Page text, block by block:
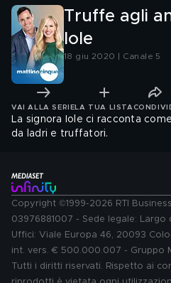
Truffe agli
Iole
18 giu 2020 | Canale 5
VAI ALLA SERIE LA TUA LISTA
La signora Iole ci racconta
da ladri e truffatori.
Copyright ©1999-2026 RTI
03976881007 - Sede legale: Largo
Uffici: Viale Europa 46, 20093
int. vers. € 500.000.007 - Gruppo
Tutti i diritti riservati. Rispetto ai